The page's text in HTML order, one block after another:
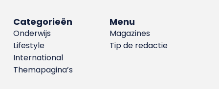
Menu
Magazines
Tip de redactie
Categorieën
Onderwijs
Lifestyle
International
Themapagina’s